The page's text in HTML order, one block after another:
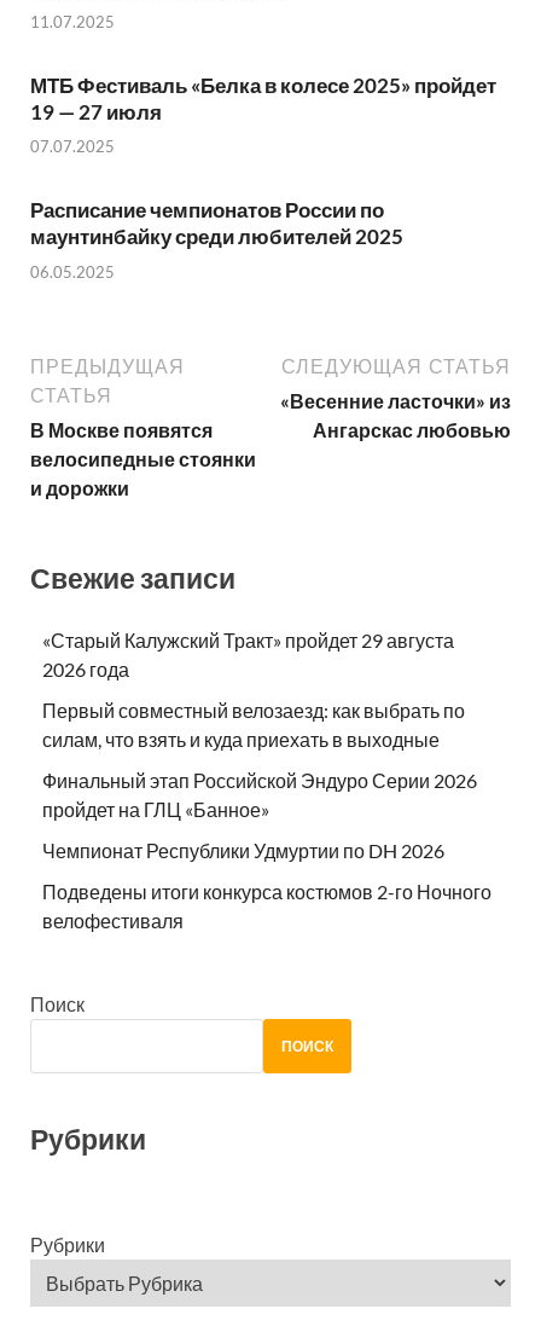
11.07.2025
МТБ Фестиваль «Белка в колесе 2025» пройдет
19 — 27 июля
07.07.2025
Расписание чемпионатов России по
маунтинбайку среди любителей 2025
06.05.2025
ПРЕДЫДУЩАЯ
СТАТЬЯ
В Москве появятся
велосипедные стоянки
и дорожки
СЛЕДУЮЩАЯ СТАТЬЯ
«Весенние ласточки» из
Ангарскас любовью
Свежие записи
«Старый Калужский Тракт» пройдет 29 августа
2026 года
Первый совместный велозаезд: как выбрать по
силам, что взять и куда приехать в выходные
Финальный этап Российской Эндуро Серии 2026
пройдет на ГЛЦ «Банное»
Чемпионат Республики Удмуртии по DH 2026
Подведены итоги конкурса костюмов 2-го Ночного
велофестиваля
Поиск
ПОИСК
Рубрики
Рубрики